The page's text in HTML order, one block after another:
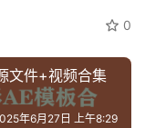
0
文件+视频合集
年6月27日 上午8:29